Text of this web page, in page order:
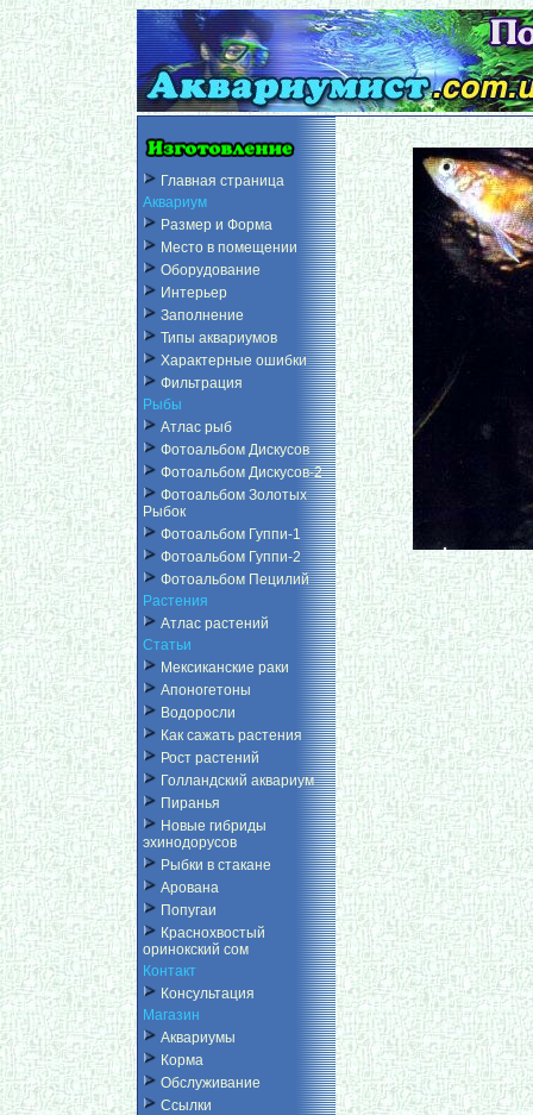
Главная страница
Аквариум
Размер и Форма
Место в помещении
Оборудование
Интерьер
Заполнение
Типы аквариумов
Характерные ошибки
Фильтрация
Рыбы
Атлас рыб
Фотоальбом Дискусов
Фотоальбом Дискусов-2
Фотоальбом Золотых
Рыбок
Фотоальбом Гуппи-1
Фотоальбом Гуппи-2
Фотоальбом Пецилий
Растения
Атлас растений
Статьи
Мексиканские раки
Апоногетоны
Водоросли
Как сажать растения
Рост растений
Голландский аквариум
Пиранья
Новые гибриды
эхинодорусов
Рыбки в стакане
Арована
Попугаи
Краснохвостый
оринокский сом
Контакт
Консультация
Магазин
Аквариумы
Корма
Обслуживание
Ссылки